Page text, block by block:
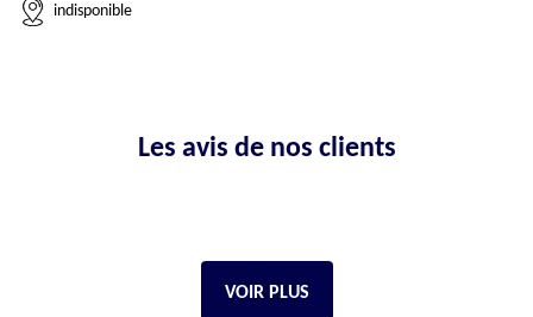
indisponible
Les avis de nos clients
VOIR PLUS